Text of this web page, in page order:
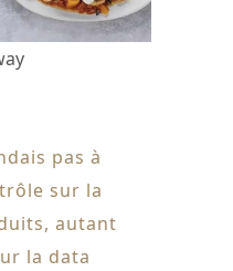
pas à
sur la
autant
la data